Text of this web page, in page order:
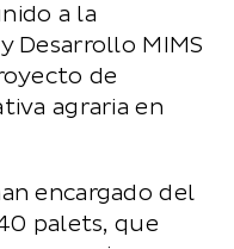
a la
Desarrollo MIMS
de
agraria en
encargado del
palets, que